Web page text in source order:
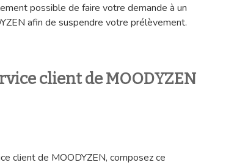
possible de faire votre demande à un
afin de suspendre votre prélèvement.
client de MOODYZEN
client de MOODYZEN, composez ce